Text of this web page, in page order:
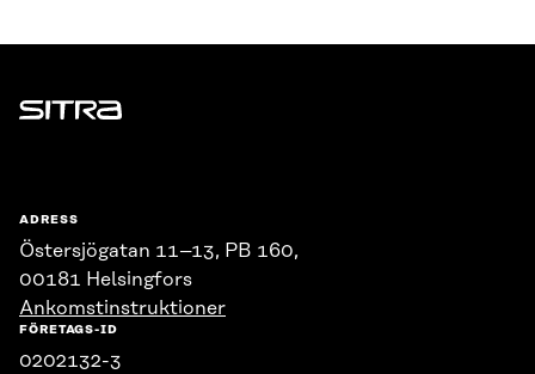
Sitra
ADRESS
Östersjögatan 11–13, PB 160,
00181 Helsingfors
Ankomstinstruktioner
FÖRETAGS-ID
0202132-3